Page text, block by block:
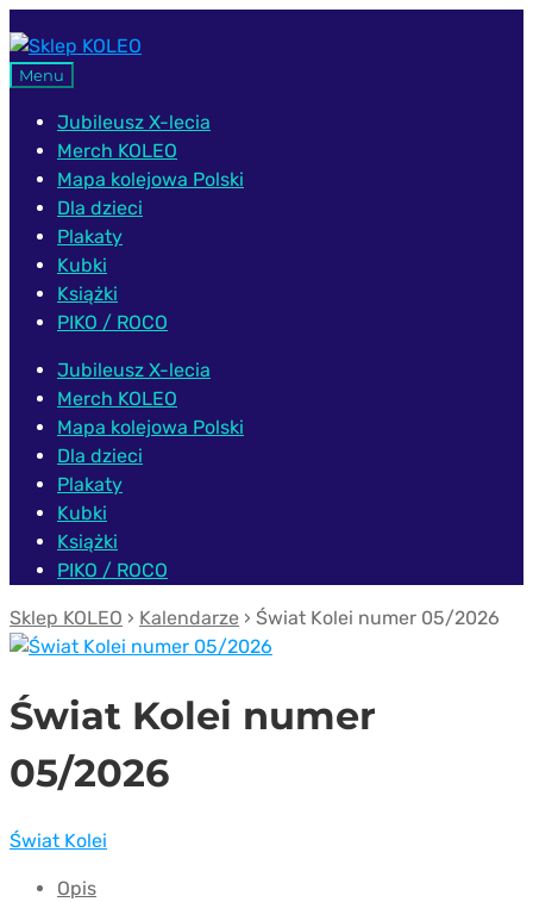
Przejdź
do
Przejdź
do
Menu
Jubileusz X-lecia
Merch KOLEO
Mapa kolejowa Polski
Dla dzieci
Plakaty
Kubki
Książki
PIKO / ROCO
Jubileusz X-lecia
Merch KOLEO
Mapa kolejowa Polski
Dla dzieci
Plakaty
Kubki
Książki
PIKO / ROCO
Sklep KOLEO › Kalendarze › Świat Kolei numer 05/2026
Świat Kolei numer
05/2026
Świat Kolei
Opis